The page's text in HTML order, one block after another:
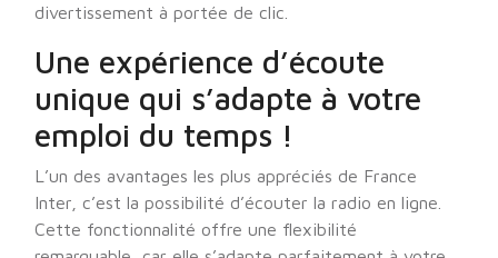
divertissement à portée de clic.
Une expérience d’écoute
unique qui s’adapte à votre
emploi du temps !
L’un des avantages les plus appréciés de France
Inter, c’est la possibilité d’écouter la radio en ligne.
Cette fonctionnalité offre une flexibilité